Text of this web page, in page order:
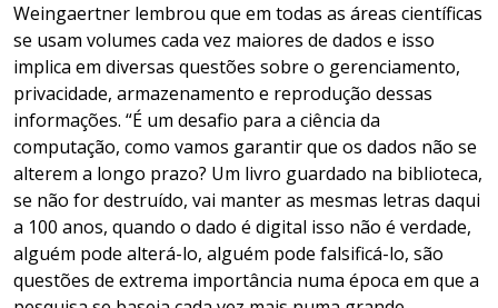
Weingaertner lembrou que em todas as áreas científicas
se usam volumes cada vez maiores de dados e isso
implica em diversas questões sobre o gerenciamento,
privacidade, armazenamento e reprodução dessas
informações. “É um desafio para a ciência da
computação, como vamos garantir que os dados não se
alterem a longo prazo? Um livro guardado na biblioteca,
se não for destruído, vai manter as mesmas letras daqui
a 100 anos, quando o dado é digital isso não é verdade,
alguém pode alterá-lo, alguém pode falsificá-lo, são
questões de extrema importância numa época em que a